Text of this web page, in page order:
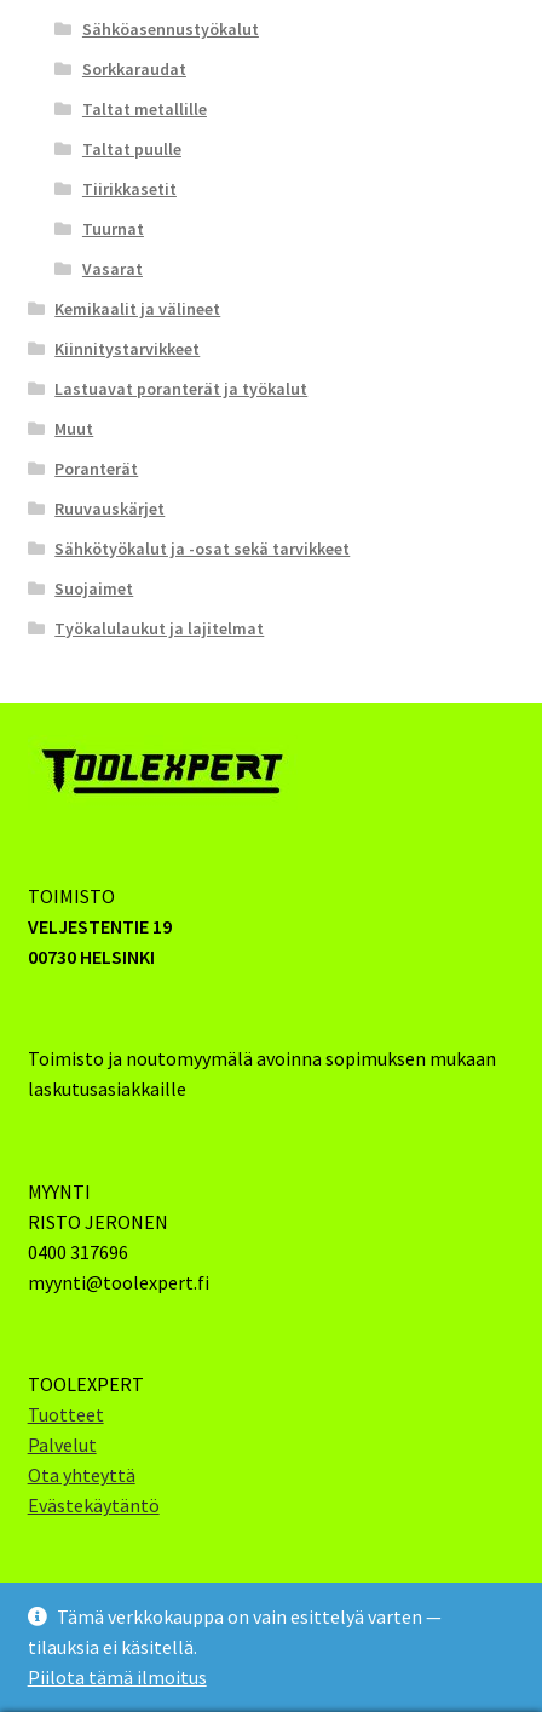
Tämä verkkokauppa on vain esittelyä varten —
tilauksia ei käsitellä.
Piilota tämä ilmoitus
Sähköasennustyökalut
Sorkkaraudat
Taltat metallille
Taltat puulle
Tiirikkasetit
Tuurnat
Vasarat
Kemikaalit ja välineet
Kiinnitystarvikkeet
Lastuavat poranterät ja työkalut
Muut
Poranterät
Ruuvauskärjet
Sähkötyökalut ja -osat sekä tarvikkeet
Suojaimet
Työkalulaukut ja lajitelmat
TOIMISTO
VELJESTENTIE 19
00730 HELSINKI
Toimisto ja noutomyymälä avoinna sopimuksen mukaan
laskutusasiakkaille
MYYNTI
RISTO JERONEN
0400 317696
myynti@toolexpert.fi
TOOLEXPERT
Tuotteet
Palvelut
Ota yhteyttä
Evästekäytäntö
Toolexpert Oy 2024 (c)